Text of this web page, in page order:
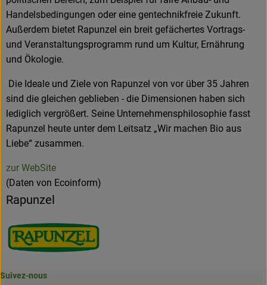
Handelsbedingungen oder eine gentechnikfreie Zukunft.
Außerdem bietet Rapunzel ein breit gefächertes Vortrags-
und Veranstaltungsprogramm rund um Kultur, Ernährung
und Ökologie.
Die Ideale und Ziele von Rapunzel von vor über 35 Jahren
sind die gleichen geblieben - die Dimensionen haben sich
lediglich vergrößert. Seine Unternehmensphilosophie fasst
Rapunzel heute unter dem Leitsatz „Wir machen Bio aus
Liebe“ zusammen.
zur WebSite
(Daten von Ecoinform)
Rapunzel
Suivez-nous